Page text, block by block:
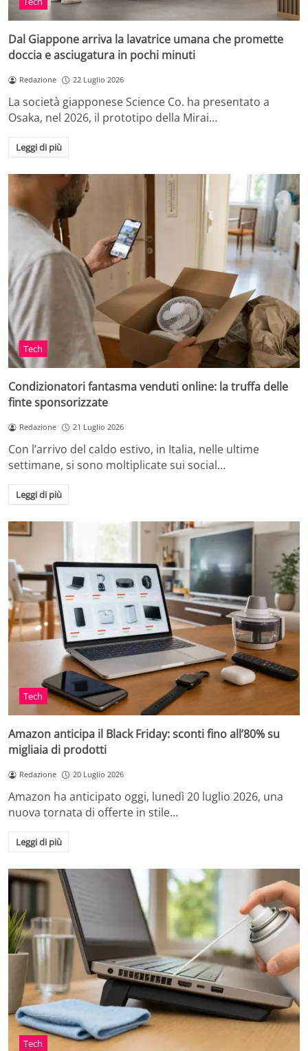
Dal Giappone arriva la lavatrice umana che promette
doccia e asciugatura in pochi minuti
Redazione 22 Luglio 2026
La società giapponese Science Co. ha presentato a
Osaka, nel 2026, il prototipo della Mirai…
Leggi di più
Tech
Condizionatori fantasma venduti online: la truffa delle
finte sponsorizzate
Redazione 21 Luglio 2026
Con l’arrivo del caldo estivo, in Italia, nelle ultime
settimane, si sono moltiplicate sui social…
Leggi di più
Tech
Amazon anticipa il Black Friday: sconti fino all’80% su
migliaia di prodotti
Redazione 20 Luglio 2026
Amazon ha anticipato oggi, lunedì 20 luglio 2026, una
nuova tornata di offerte in stile…
Leggi di più
Tech